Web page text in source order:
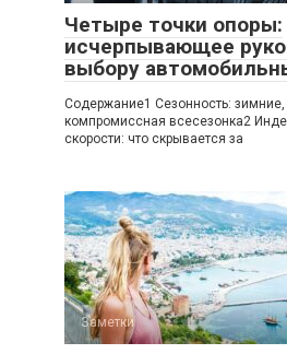
Четыре точки опоры:
исчерпывающее
выбору
Содержание1 Сезонность: зимние,
компромиссная всесезонка2
скорости: что скрывается за
Заметки